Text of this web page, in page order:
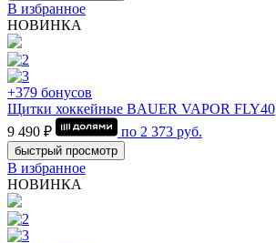
В избранное
НОВИНКА
+379 бонусов
Щитки хоккейные BAUER VAPOR FLY40
9 490 ₽
по 2 373 руб.
быстрый просмотр
В избранное
НОВИНКА